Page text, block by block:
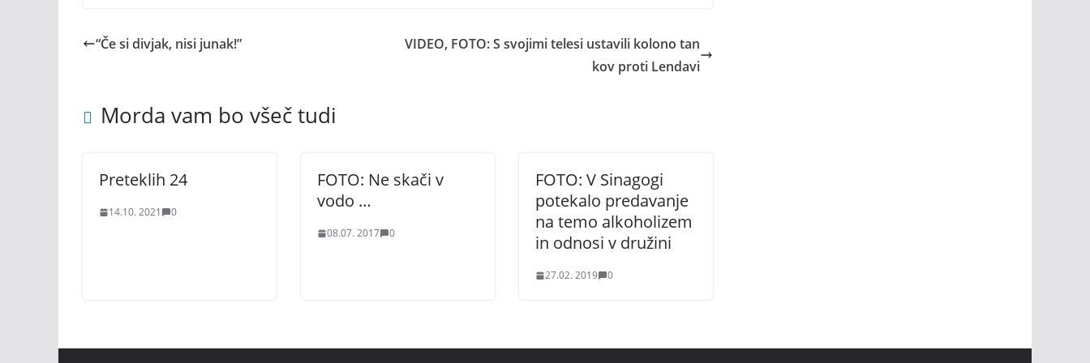
“Če si divjak, nisi junak!”
VIDEO, FOTO: S svojimi telesi ustavili kolono tan
kov proti Lendavi
Morda vam bo všeč tudi
Preteklih 24
14.10. 2021 0
FOTO: Ne skači v
vodo …
08.07. 2017 0
FOTO: V Sinagogi
potekalo predavanje
na temo alkoholizem
in odnosi v družini
27.02. 2019 0